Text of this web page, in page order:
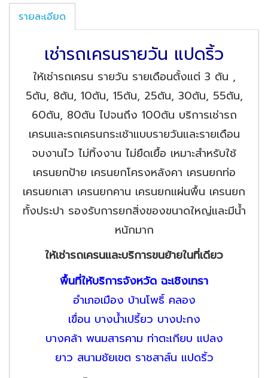
รายละเอียด
เช่ารถเครนรายวัน แปดริ้ว
ให้เช่ารถเครน รายวัน รายเดือนตั้งแต่ 3 ตัน ,
5ตัน, 8ตัน, 10ตัน, 15ตัน, 25ตัน, 30ตัน, 55ตัน,
60ตัน, 80ตัน ไปจนถึง 100ตัน บริการเช่ารถ
เครนและรถเครนกระเช้าแบบรายวันและรายเดือน
จบงานไว ไม่ทิ้งงาน ไม่ยืดเยื้อ เหมาะสำหรับใช้
เครนยกป้าย เครนยกโครงหลังคา เครนยกท่อ
เครนยกเสา เครนยกคาน เครนยกแผ่นพื้น เครนยก
ทั้งประปา รองรับการยกสิ่งของขนาดใหญ่และมีน้ำ
หนักมาก
ให้เช่ารถเครนและบริการขนย้ายในที่เดียว
พื้นที่ให้บริการจังหวัด ฉะเชิงเทรา
อำเภอเมือง บ้านโพธิ์ คลอง
เขื่อน บางน้ำเปรี้ยว บางปะกง
บางคล้า พนมสารคาม ท่าตะเกียบ แปลง
ยาว สนามชัยเขต ราชสาส์น แปดริ้ว